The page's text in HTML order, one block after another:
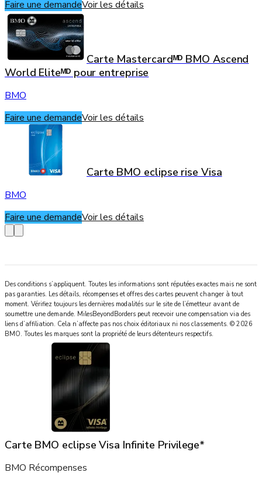
Faire une demandeVoir les détails
Carte Mastercardᴹᴰ BMO Ascend
World Eliteᴹᴰ pour entreprise
BMO
Faire une demandeVoir les détails
Carte BMO eclipse rise Visa
BMO
Faire une demandeVoir les détails
Des conditions s’appliquent. Toutes les informations sont réputées exactes mais ne sont
pas garanties. Les détails, récompenses et offres des cartes peuvent changer à tout
moment. Vérifiez toujours les dernières modalités sur le site de l’émetteur avant de
soumettre une demande. MilesBeyondBorders peut recevoir une compensation via des
liens d’affiliation. Cela n’affecte pas nos choix éditoriaux ni nos classements. © 2026
BMO. Toutes les marques sont la propriété de leurs détenteurs respectifs.
Carte BMO eclipse Visa Infinite Privilege*
BMO Récompenses